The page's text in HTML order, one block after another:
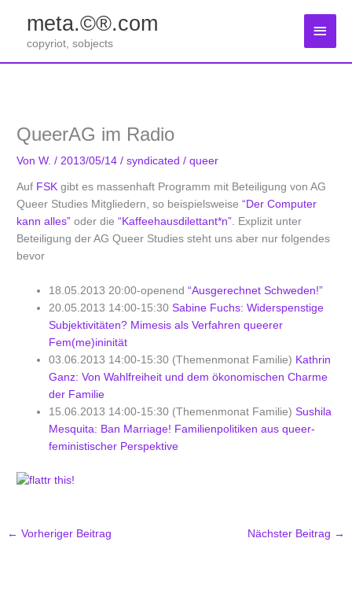
springen
meta.©®.com
copyriot, sobjects
QueerAG im Radio
VonW./ 2013/05/14/syndicated /queer
Auf FSK gibt es massenhaft Programm mit Beteiligung von AG
Queer Studies Mitgliedern, so beispielsweise“Der Computer
kann alles” oder die“Kaffeehausdilettant*n”. Explizit unter
Beteiligung der AG Queer Studies steht uns aber nur folgendes
bevor
18.05.2013 20:00-openend“Ausgerechnet Schweden!”
20.05.2013 14:00-15:30Sabine Fuchs: Widerspenstige
Subjektivitäten? Mimesis als Verfahren queerer
Fem(me)ininität
03.06.2013 14:00-15:30 (Themenmonat Familie) Kathrin
Ganz: Von Wahlfreiheit und dem ökonomischen Charme
der Familie
15.06.2013 14:00-15:30 (Themenmonat Familie)Sushila
Mesquita: Ban Marriage! Familienpolitiken aus queer-
feministischer Perspektive
← Vorheriger Beitrag Nächster Beitrag →